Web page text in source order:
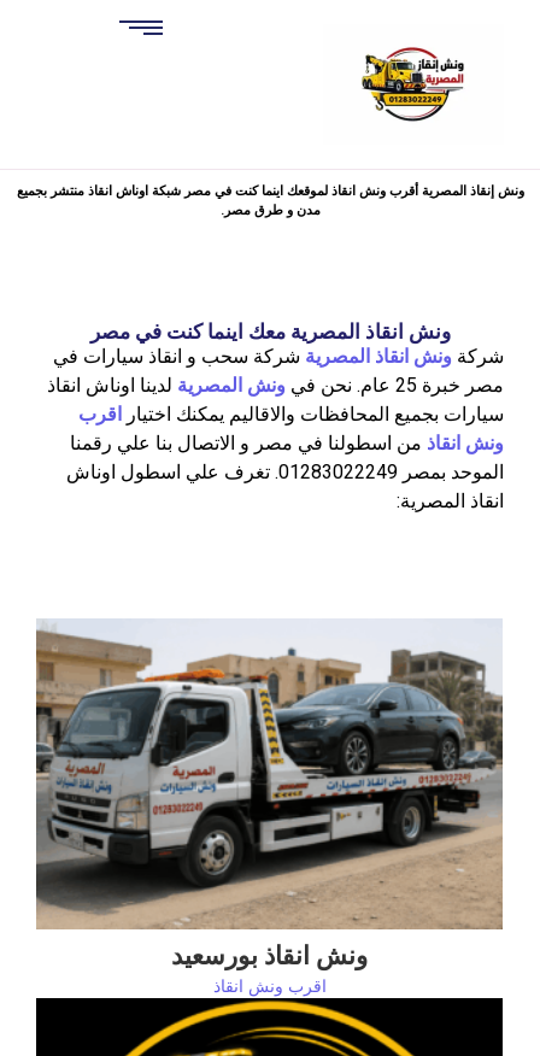
ونش إنقاذ المصرية أقرب ونش انقاذ لموقعك اينما كنت في مصر شبكة اوناش انقاذ منتشر بجميع
مدن و طرق مصر.
ونش انقاذ المصرية معك اينما كنت في مصر
شركة ونش انقاذ المصرية شركة سحب و انقاذ سيارات في
مصر خبرة 25 عام. نحن في
ونش المصرية لدينا اوناش انقاذ
سيارات بجميع المحافظات والاقاليم يمكنك اختيار
اقرب
ونش انقاذ من اسطولنا في مصر و الاتصال بنا علي رقمنا
الموحد بمصر 01283022249. تغرف علي اسطول اوناش
انقاذ المصرية:
ونش انقاذ بورسعيد
اقرب ونش انقاذ